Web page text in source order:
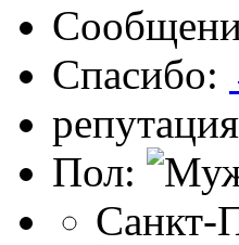
Спасибо:
Пол:
Санкт-